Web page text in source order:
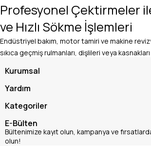
Profesyonel Çektirmeler
ve Hızlı Sökme İşlemleri
Endüstriyel bakım, motor tamiri ve makine
sıkıca geçmiş rulmanları, dişlileri veya
ilkel yöntemlerle sökmeye çalışmak, pahalı
eğilmesine, yatakların bozulmasına ve iş
çektirmeler
ve dengeli bir şekilde hedefe uygulayarak,
ana mile hiçbir zarar vermeden saniyeler içinde
Kurumsal
Yardım
Kategoriler
E-Bülten
Bültenimize kayıt olun, kampanya ve
olun!